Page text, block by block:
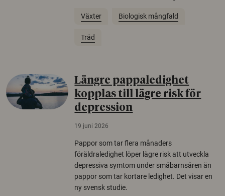
Växter Biologisk mångfald
Träd
Längre pappaledighet
kopplas till lägre risk för
depression
19 juni 2026
Pappor som tar flera månaders
föräldraledighet löper lägre risk att utveckla
depressiva symtom under småbarnsåren än
pappor som tar kortare ledighet. Det visar en
ny svensk studie.